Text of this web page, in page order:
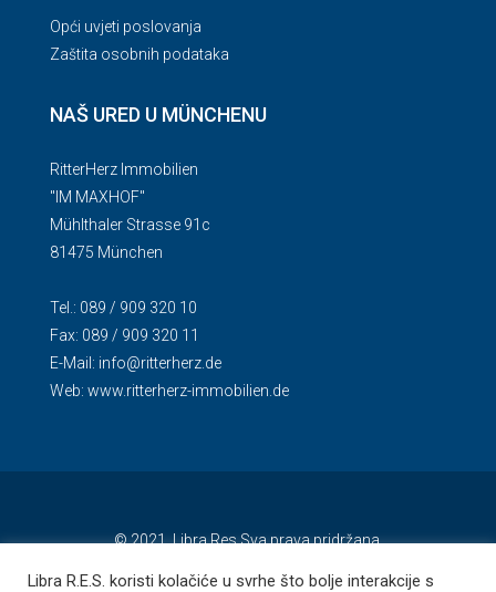
Opći uvjeti poslovanja
Zaštita osobnih podataka
NAŠ URED U MÜNCHENU
RitterHerz Immobilien
"IM MAXHOF"
Mühlthaler Strasse 91c
81475 München
Tel.: 089 / 909 320 10
Fax: 089 / 909 320 11
E-Mail: info@ritterherz.de
Web: www.ritterherz-immobilien.de
© 2021. Libra Res Sva prava pridržana.
Libra R.E.S. koristi kolačiće u svrhe što bolje interakcije s